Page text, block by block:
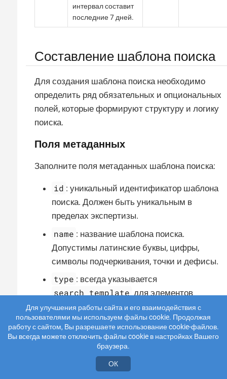
интервал составит
последние 7 дней.
Составление шаблона поиска
Для создания шаблона поиска необходимо
определить ряд обязательных и опциональных
полей, которые формируют структуру и логику
поиска.
Поля метаданных
Заполните поля метаданных шаблона поиска:
id : уникальный идентификатор шаблона
поиска. Должен быть уникальным в
пределах экспертизы.
name : название шаблона поиска.
Допустимы латинские буквы, цифры,
символы подчеркивания, точки и дефисы.
type : всегда указывается
search_template для элементов
экспертизы данного типа.
description (опционально): краткое
описание назначения шаблона.
(опционально): имя и контактные
данные автора шаблона поиска.
Для улучшения работы сайта и его взаимодействия с
пользователями мы используем файлы cookie. Продолжая
работу с сайтом, Вы разрешаете использование cookie-файлов.
Вы всегда можете отключить файлы cookie в настройках Вашего
браузера.
ОК